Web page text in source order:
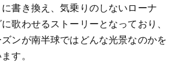
書き換え、気乗りのしないローナ
歌わせるストーリーとなっており、
ンが南半球ではどんな光景なのかを
す。